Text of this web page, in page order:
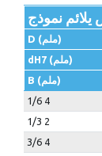
D (ملم)
dH7 (ملم)
B (ملم)
1/6 4
1/3 2
3/6 4